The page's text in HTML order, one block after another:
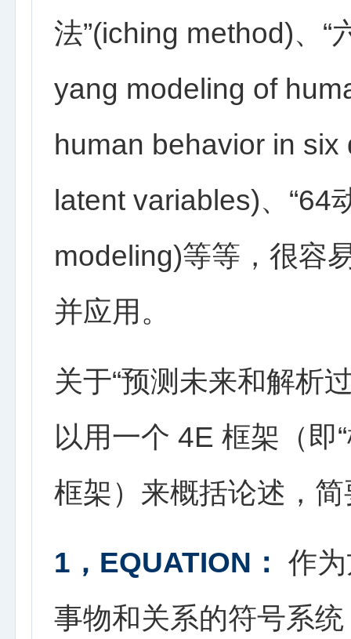
法”(iching method)、“
yang modeling of
human behavior in
latent variables)、“64
modeling)等等，很容
并应用。
关于“预测未来和解析
以用一个 4E 框架（即
框架）来概括论述，
1，EQUATION：
作
事物和关系的符号系